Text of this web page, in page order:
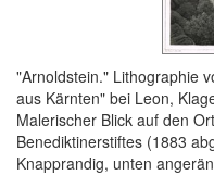
"Arnoldstein." Lithographie
aus Kärnten" bei Leon,
Malerischer Blick auf den
Benediktinerstiftes (1883
Knapprandig, unten